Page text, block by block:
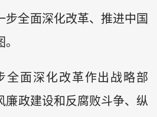
步全面深化改革、推进中国
全面深化改革作出战略部
廉政建设和反腐败斗争、纵